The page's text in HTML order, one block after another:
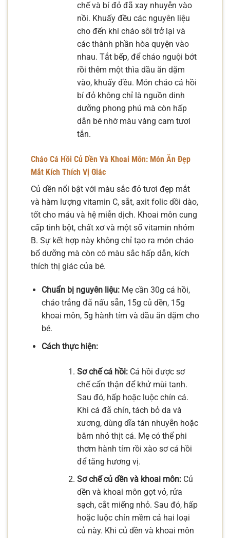
chế và bí đỏ đã xay nhuyễn vào
nồi. Khuấy đều các nguyên liệu
cho đến khi cháo sôi trở lại và
các thành phần hòa quyện vào
nhau. Tắt bếp, để cháo nguội bớt
rồi thêm một thìa dầu ăn dặm
vào, khuấy đều. Món cháo cá hồi
bí đỏ không chỉ là nguồn dinh
dưỡng phong phú mà còn hấp
dẫn bé nhờ màu vàng cam tươi
tắn.
Cháo Cá Hồi Củ Dền Và Khoai Môn: Món Ăn Đẹp
Mắt Kích Thích Vị Giác
Củ dền nổi bật với màu sắc đỏ tươi đẹp mắt
và hàm lượng vitamin C, sắt, axit folic dồi dào,
tốt cho máu và hệ miễn dịch. Khoai môn cung
cấp tinh bột, chất xơ và một số vitamin nhóm
B. Sự kết hợp này không chỉ tạo ra món cháo
bổ dưỡng mà còn có màu sắc hấp dẫn, kích
thích thị giác của bé.
Chuẩn bị nguyên liệu:Mẹ cần 30g cá hồi,
cháo trắng đã nấu sẵn, 15g củ dền, 15g
khoai môn, 5g hành tím và dầu ăn dặm cho
bé.
Cách thực hiện:
Sơ chế cá hồi:Cá hồi được sơ
chế cẩn thận để khử mùi tanh.
Sau đó, hấp hoặc luộc chín cá.
Khi cá đã chín, tách bỏ da và
xương, dùng dĩa tán nhuyễn hoặc
băm nhỏ thịt cá. Mẹ có thể phi
thơm hành tím rồi xào sơ cá hồi
để tăng hương vị.
Sơ chế củ dền và khoai môn:Củ
dền và khoai môn gọt vỏ, rửa
sạch, cắt miếng nhỏ. Sau đó, hấp
hoặc luộc chín mềm cả hai loại
củ này. Khi củ dền và khoai môn